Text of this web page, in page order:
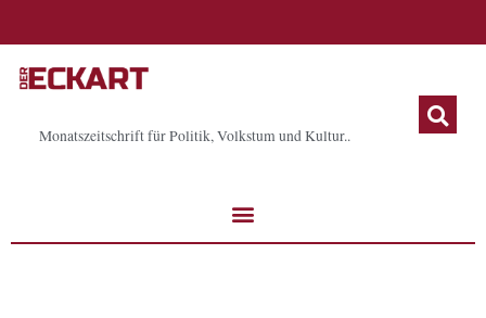
Monatszeitschrift für Politik, Volkstum und Kultur..